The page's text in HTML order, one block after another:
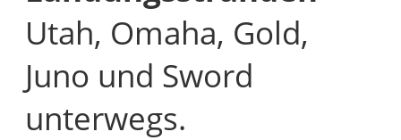
Utah, Omaha, Gold,
Juno und Sword
unterwegs.